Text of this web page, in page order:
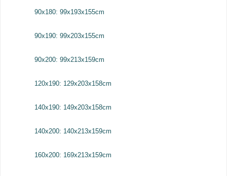
90x180: 99x193x155cm
90x190: 99x203x155cm
90x200: 99x213x159cm
120x190: 129x203x158cm
140x190: 149x203x158cm
140x200: 140x213x159cm
160x200: 169x213x159cm